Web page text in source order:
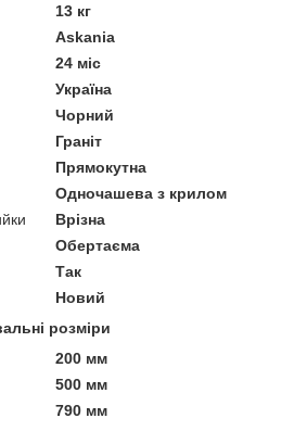
13 кг
Askania
24 міс
Україна
Чорний
Граніт
Прямокутна
Одночашева з крилом
Врізна
Обертаєма
Так
Новий
розміри
200 мм
500 мм
790 мм